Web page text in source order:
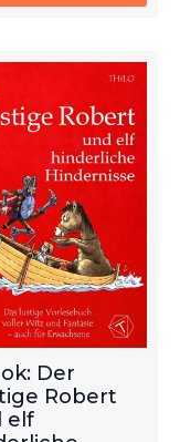
Der
Robert
elf